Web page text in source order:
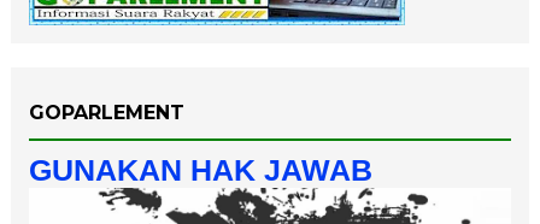
GOPARLEMENT
GUNAKAN HAK JAWAB